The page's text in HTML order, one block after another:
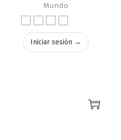
Mundo
Iniciar sesión →